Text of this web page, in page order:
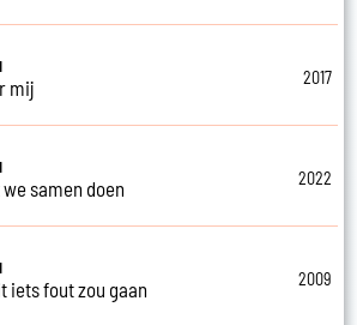
mij
2017
samen doen
2022
iets fout zou gaan
2009